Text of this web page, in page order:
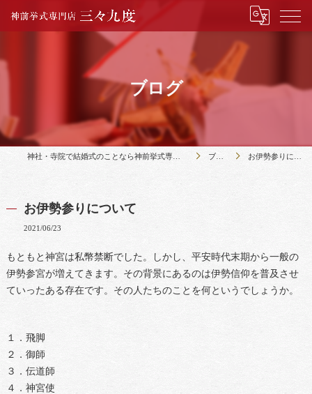
ブログ
神社・寺院で結婚式のことなら神前挙式専門店三々九度 ブログ お伊勢参りについて
お伊勢参りについて
2021/06/23
もともと神宮は私幣禁断でした。しかし、平安時代末期から一般の
伊勢参宮が増えてきます。その背景にあるのは伊勢信仰を普及させ
ていったある存在です。その人たちのことを何というでしょうか。
１．飛脚
２．御師
３．伝道師
４．神宮使